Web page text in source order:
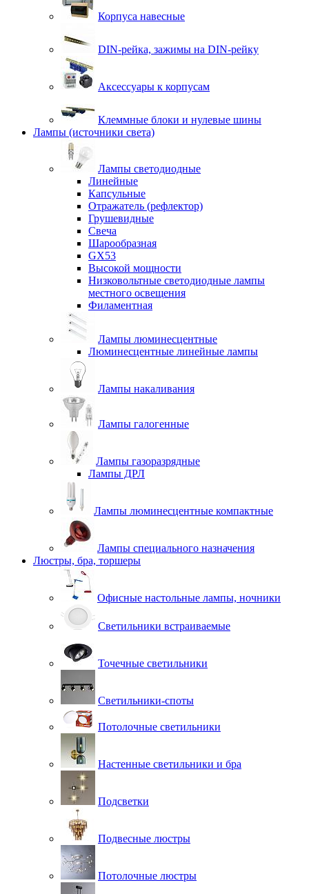
Корпуса навесные
DIN-рейка, зажимы на DIN-рейку
Аксессуары к корпусам
Клеммные блоки и нулевые шины
Лампы (источники света)
Лампы светодиодные
Линейные
Капсульные
Отражатель (рефлектор)
Грушевидные
Свеча
Шарообразная
GX53
Высокой мощности
Низковольтные светодиодные лампы
местного освещения
Филаментная
Лампы люминесцентные
Люминесцентные линейные лампы
Лампы накаливания
Лампы галогенные
Лампы газоразрядные
Лампы ДРЛ
Лампы люминесцентные компактные
Лампы специального назначения
Люстры, бра, торшеры
Офисные настольные лампы, ночники
Светильники встраиваемые
Точечные светильники
Светильники-споты
Потолочные светильники
Настенные светильники и бра
Подсветки
Подвесные люстры
Потолочные люстры